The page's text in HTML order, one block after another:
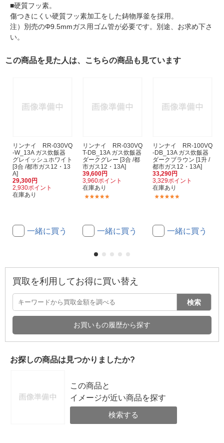
■硬質フッ素。
傷つきにくい硬質フッ素加工をした鋳物厚釜を採用。
注）別売のΦ9.5mmガス用ゴム管が必要です。別途、お求め下さ
い。
この商品を見た人は、こちらの商品も見ています
リンナイ RR-030VQ
-W_13A ガス炊飯器
グレイッシュホワイト
[3合 /都市ガス12・13
A]
29,300円
2,930ポイント
在庫あり
一緒に買う
リンナイ RR-030VQ
T-DB_13A ガス炊飯器
ダークグレー [3合 /都
市ガス12・13A]
39,600円
3,960ポイント
在庫あり
一緒に買う
リンナイ RR-100VQ
-DB_13A ガス炊飯器
ダークブラウン [1升 /
都市ガス12・13A]
33,290円
3,329ポイント
在庫あり
一緒に買う
買取を利用してお得に買い替え
検索
お買いもの履歴から探す
お探しの商品は見つかりましたか?
この商品と
イメージが近い商品を探す
検索する